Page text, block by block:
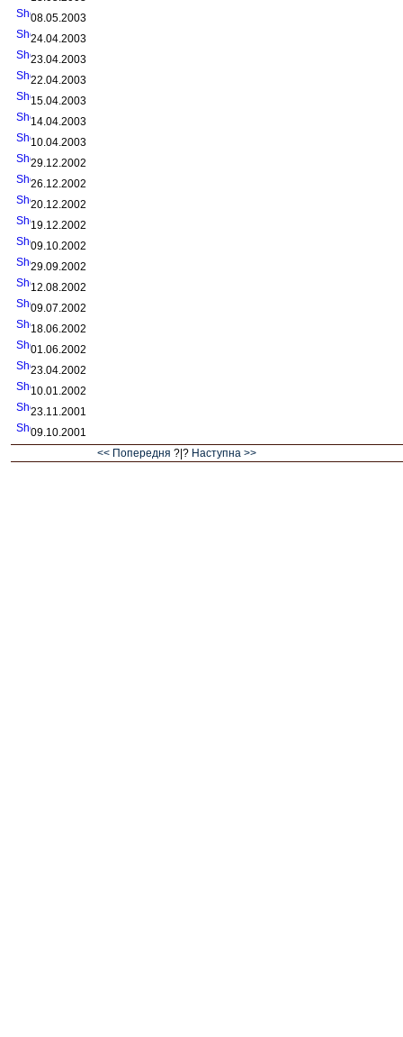
08.05.2003
24.04.2003
23.04.2003
22.04.2003
15.04.2003
14.04.2003
10.04.2003
29.12.2002
26.12.2002
20.12.2002
19.12.2002
09.10.2002
29.09.2002
12.08.2002
09.07.2002
18.06.2002
01.06.2002
23.04.2002
10.01.2002
23.11.2001
09.10.2001
<< Попередня ?|? Наступна >>